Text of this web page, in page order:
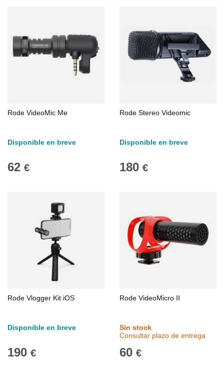
Rode VideoMic Me
Disponible en breve
62 €
Rode Stereo Videomic
Disponible en breve
180 €
Rode Vlogger Kit iOS
Disponible en breve
190 €
Rode VideoMicro II
Sin stock
Consultar plazo de entrega
60 €